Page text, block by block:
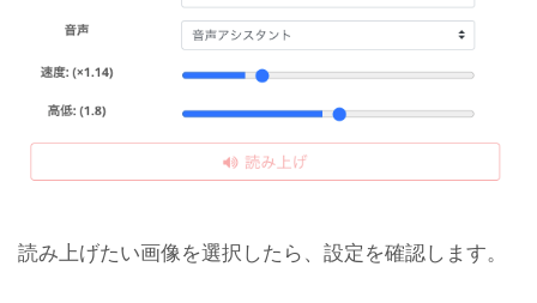
読み上げたい画像を選択したら、設定を確認します。